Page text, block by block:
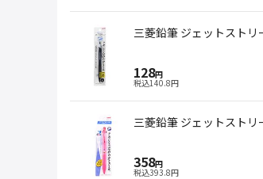
128円
税込140.8円
三菱鉛筆 ジェットスト
358円
税込393.8円